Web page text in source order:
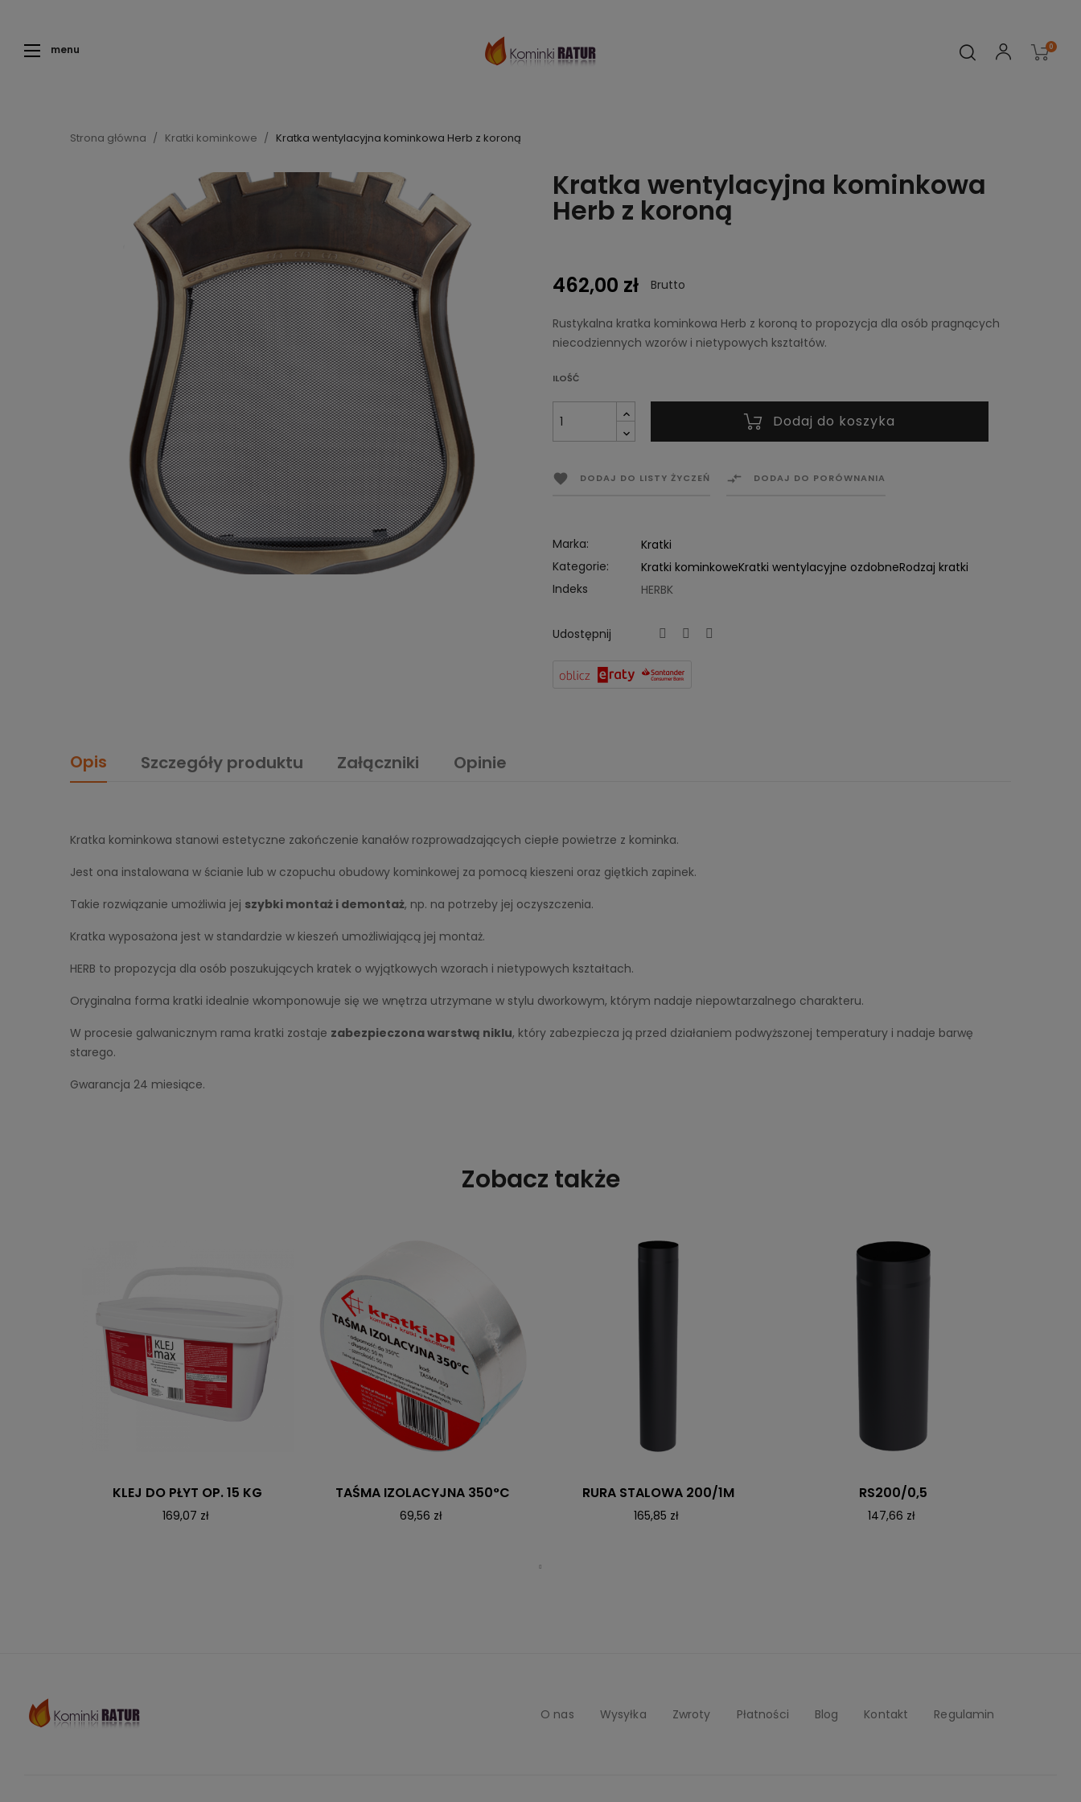
menu 0
Strona główna Kratki kominkowe Kratka wentylacyjna kominkowa Herb z koroną
Kratka wentylacyjna kominkowa
Herb z koroną
462,00 zł Brutto
Rustykalna kratka kominkowa Herb z koroną to propozycja dla osób pragnących
niecodziennych wzorów i nietypowych kształtów.
ILOŚĆ
Dodaj do koszyka
 DODAJ DO LISTY ŻYCZEŃ  DODAJ DO PORÓWNANIA
Marka:
Kratki
Kategorie:
Kratki kominkoweKratki wentylacyjne ozdobneRodzaj kratki
Indeks
HERBK
Udostępnij
Opis Szczegóły produktu Załączniki Opinie
Kratka kominkowa stanowi estetyczne zakończenie kanałów rozprowadzających ciepłe powietrze z kominka.
Jest ona instalowana w ścianie lub w czopuchu obudowy kominkowej za pomocą kieszeni oraz giętkich zapinek.
Takie rozwiązanie umożliwia jej szybki montaż i demontaż, np. na potrzeby jej oczyszczenia.
Kratka wyposażona jest w standardzie w kieszeń umożliwiającą jej montaż.
HERB to propozycja dla osób poszukujących kratek o wyjątkowych wzorach i nietypowych kształtach.
Oryginalna forma kratki idealnie wkomponowuje się we wnętrza utrzymane w stylu dworkowym, którym nadaje niepowtarzalnego charakteru.
W procesie galwanicznym rama kratki zostaje zabezpieczona warstwą niklu, który zabezpiecza ją przed działaniem podwyższonej temperatury i nadaje barwę
starego.
Gwarancja 24 miesiące.
Zobacz także
KLEJ DO PŁYT OP. 15 KG
169,07 zł
TAŚMA IZOLACYJNA 350°C
69,56 zł
RURA STALOWA 200/1M
165,85 zł
RS200/0,5
147,66 zł
O nas Wysyłka Zwroty Płatności Blog Kontakt Regulamin